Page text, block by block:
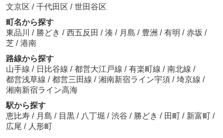
文京区 / 千代田区 / 世田谷区
町名から探す
東品川 / 勝どき / 西五反田 / 湊 / 月島 / 豊洲 / 有明 / 赤坂 /
芝 / 港南
路線から探す
山手線 / 日比谷線 / 都営大江戸線 / 有楽町線 / 南北線 /
都営浅草線 / 都営三田線 / 湘南新宿ライン宇須 / 埼京線 /
湘南新宿ライン高海
駅から探す
恵比寿 / 月島 / 目黒 / 八丁堀 / 渋谷 / 勝どき / 田町 / 新富町 /
広尾 / 人形町